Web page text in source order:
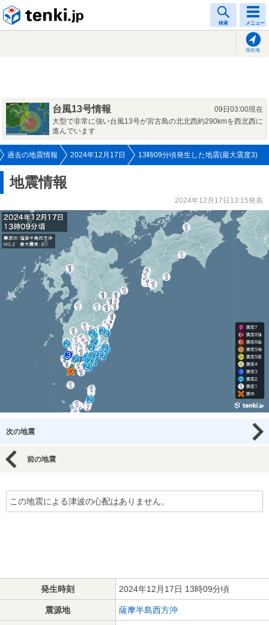
検索 メニュー
現在地
台風13号情報
09日03:00現在
大型で非常に強い台風13号が宮古島の北北西約290kmを西北西に
進んでいます
過去の地震情報 2024年12月17日 13時09分頃発生した地震(最大震度3)
地震情報
2024年12月17日13:15発表
次の地震
前の地震
この地震による津波の心配はありません。
発生時刻 2024年12月17日 13時09分頃
震源地 薩摩半島西方沖